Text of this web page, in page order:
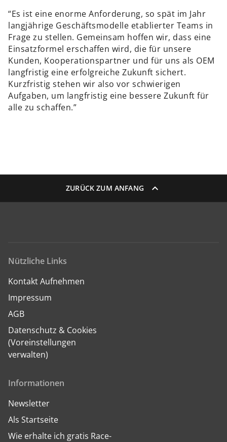
“Es ist eine enorme Anforderung, so spät im Jahr
langjährige Geschäftsmodelle etablierter Teams in
Frage zu stellen. Gemeinsam hoffen wir, dass eine
Einsatzformel erschaffen wird, die für unsere
Kunden, Kooperationspartner und für uns als OEM
langfristig eine erfolgreiche Zukunft sichert.
Kurzfristig stehen wir also vor schwierigen
Aufgaben, um langfristig eine bessere Zukunft für
alle zu schaffen.”
ZURÜCK ZUM ANFANG
Nützliche Links
Kontakt Aufnehmen
Impressum
AGB
Datenschutz & Cookies
(Voreinstellungen
verwalten)
Informationen
Newsletter
Als Startseite
Wie erhalte ich gratis Race-